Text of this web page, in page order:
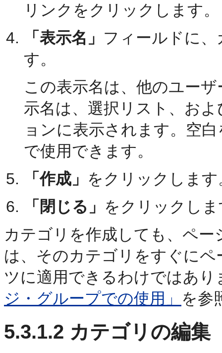
リンクをクリックします。
「表示名」 フィールドに
す。
この表示名は、他のユー
示名は、選択リスト、お
ョンに表示されます。空
で使用できます。
「作成」 をクリックします
「閉じる」 をクリックし
カテゴリを作成しても、ペ
は、そのカテゴリをすぐに
ツに適用できるわけではあり
ジ・グループでの使用」 を参
5.3.1.2 カテゴリの編集